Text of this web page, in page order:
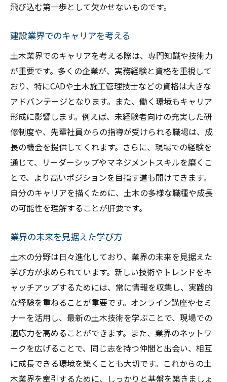
土木キャリアのスタートライン
経験者から学ぶ成長のポイント
未経験者向けのキャリアパス
土木業界での成功の秘訣
土木の基礎建設業界での第一歩を踏み出す
初めての土木業界への一歩
自信を持って働くための基礎知識
土木工事の基礎技術を習得する
業界で必要なコミュニケーションスキル
土木業界でのキャリア形成
新しい挑戦を楽しむために
飛び込む第一歩として欠かせないものです。
建設業界でのキャリアを考える
土木業界でのキャリアを考える際は、専門知識や技術力
が重要です。多くの企業が、実務経験と資格を重視して
おり、特にCADや土木施工管理技士などの資格は大きな
アドバンテージとなります。また、働く環境もキャリア
形成に影響します。例えば、未経験者向けの充実した研
修制度や、先輩社員からの指導が受けられる職場は、成
長の機会を提供してくれます。さらに、現場での経験を
通じて、リーダーシップやマネジメントスキルを磨くこ
とで、より高いポジションを目指す道も開けてきます。
自分のキャリアを描くために、土木の多様な職種や成長
の可能性を理解することが肝要です。
業界の未来を見据えた学び方
土木の分野は日々進化しており、業界の未来を見据えた
学び方が求められています。新しい技術やトレンドをキ
ャッチアップするためには、常に情報を収集し、実践的
な経験を重ねることが重要です。オンライン講座やセミ
ナーを活用し、最新の土木技術を学ぶことで、現場での
適応力を高めることができます。また、業界のネットワ
ークを広げることで、同じ志を持つ仲間と出会い、相互
に成長できる環境を築くことも大切です。これからの土
木業界を牽引するために、しっかりと基盤を築きましょ